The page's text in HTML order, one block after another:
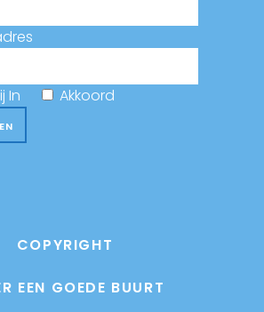
In Akkoord
COPYRIGHT
EEN GOEDE BUURT